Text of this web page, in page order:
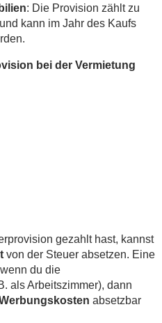
: Die Provision zählt zu
und kann im Jahr des Kaufs
bei der Vermietung
gezahlt hast, kannst
von der Steuer absetzen. Eine
du die
als Arbeitszimmer), dann
absetzbar